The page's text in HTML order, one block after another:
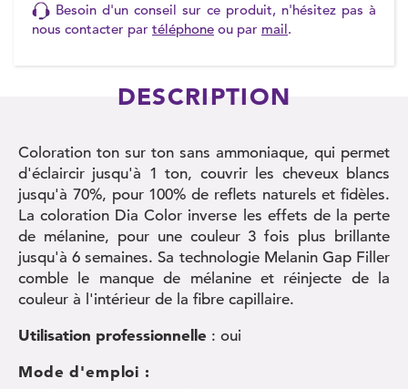
Besoin d'un conseil sur ce produit, n'hésitez pas à
nous contacter par téléphone ou par mail.
DESCRIPTION
Coloration ton sur ton sans ammoniaque, qui permet
d'éclaircir jusqu'à 1 ton, couvrir les cheveux blancs
jusqu'à 70%, pour 100% de reflets naturels et fidèles.
La coloration Dia Color inverse les effets de la perte
de mélanine, pour une couleur 3 fois plus brillante
jusqu'à 6 semaines. Sa technologie Melanin Gap Filler
comble le manque de mélanine et réinjecte de la
couleur à l'intérieur de la fibre capillaire.
Utilisation professionnelle : oui
Mode d'emploi :